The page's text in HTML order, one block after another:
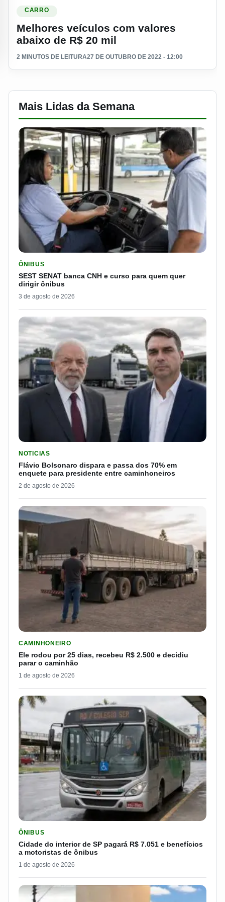
CARRO
Melhores veículos com valores
abaixo de R$ 20 mil
2 MINUTOS DE LEITURA27 DE OUTUBRO DE 2022 - 12:00
Mais Lidas da Semana
ÔNIBUS
SEST SENAT banca CNH e curso para quem quer
dirigir ônibus
3 de agosto de 2026
NOTICIAS
Flávio Bolsonaro dispara e passa dos 70% em
enquete para presidente entre caminhoneiros
2 de agosto de 2026
CAMINHONEIRO
Ele rodou por 25 dias, recebeu R$ 2.500 e decidiu
parar o caminhão
1 de agosto de 2026
ÔNIBUS
Cidade do interior de SP pagará R$ 7.051 e benefícios
a motoristas de ônibus
1 de agosto de 2026